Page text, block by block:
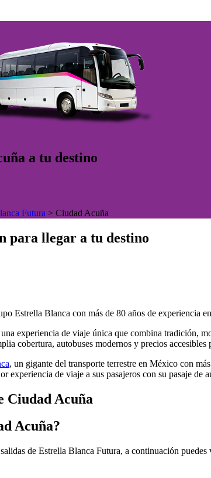
a tu destino
Futura > Ciudad Acuña
para llegar a tu destino
Estrella Blanca con más de 80 años de experiencia
experiencia de viaje única que combina tradición,
cobertura, autobuses modernos y precios accesibles
, un gigante del transporte terrestre en México con
experiencia de viaje a sus pasajeros con su pasaje de
Ciudad Acuña
Acuña?
de Estrella Blanca Futura, a continuación